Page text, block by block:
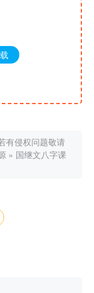
有侵权问题敬请
» 国继文八字课